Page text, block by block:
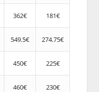
362€ 181€
549.5€ 274.75€
450€ 225€
460€ 230€